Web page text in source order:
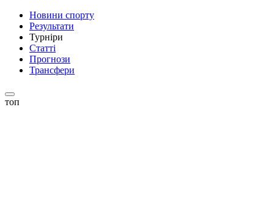
Новини спорту
Результати
Турніри
Статті
Прогнози
Трансфери
топ